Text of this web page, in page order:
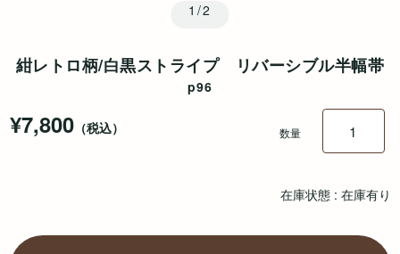
1/2
紺レトロ柄/白黒ストライプ リバーシブル半幅帯
p96
在庫状態 : 在庫有り
¥7,800（税込） 数量